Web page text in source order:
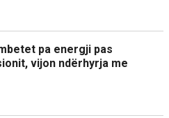
pa energji pas
vijon ndërhyrja me